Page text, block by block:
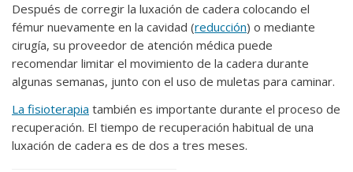
Después de corregir la luxación de cadera colocando el
fémur nuevamente en la cavidad (reducción) o mediante
cirugía, su proveedor de atención médica puede
recomendar limitar el movimiento de la cadera durante
algunas semanas, junto con el uso de muletas para caminar.
La fisioterapia también es importante durante el proceso de
recuperación. El tiempo de recuperación habitual de una
luxación de cadera es de dos a tres meses.